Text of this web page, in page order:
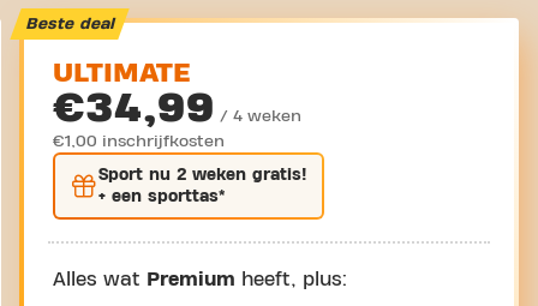
Beste deal
ULTIMATE
€34,99 / 4 weken
€1,00 inschrijfkosten
Sport nu 2 weken gratis!
+ een sporttas*
Alles wat Premium heeft, plus: